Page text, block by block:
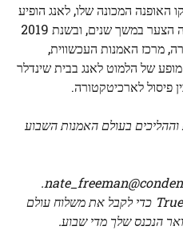
האופנה המכונה שלו, לאנג הופיע
עם ספרון ווסטווטר הסגורה למרבה הצער במשך שנים, ובשנת 2019
מרכז האמנות העכשווית,
של הלמוט לאנג בבית שינדלר
פיסול לארכיטקטורה.
בעולם האמנות השבוע
.
כדי לקבל את משלוח עולם
הנכנס שלך מדי שבוע.